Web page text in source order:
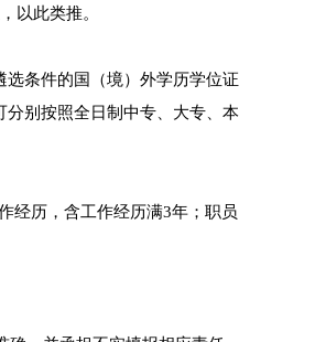
以此类推。
条件的国（境）外学历学位证
别按照全日制中专、大专、本
经历，含工作经历满3年；职员